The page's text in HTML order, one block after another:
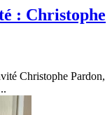
: Christophe
Christophe Pardon,